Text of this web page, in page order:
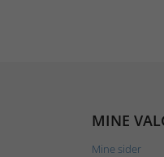
MINE
Mine sider